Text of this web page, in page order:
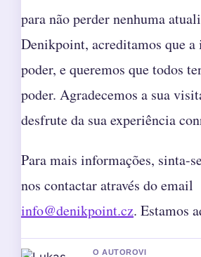
para não perder nenhuma
Denikpoint, acreditamos que a
poder, e queremos que todos
poder. Agradecemos a sua
desfrute da sua experiência
Para mais informações, sinta-
nos contactar através do email
info@denikpoint.cz. Estamos
O AUTOROVI